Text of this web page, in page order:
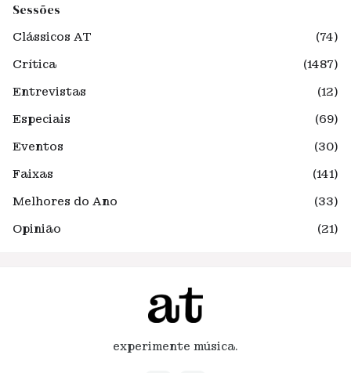
Sessões
Clássicos AT
(74)
Crítica
(1487)
Entrevistas
(12)
Especiais
(69)
Eventos
(30)
Faixas
(141)
Melhores do Ano
(33)
Opinião
(21)
experimente música.